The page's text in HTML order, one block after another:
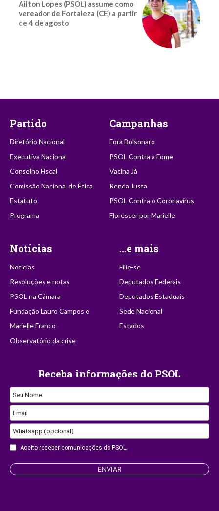
Ailton Lopes (PSOL) assume como
vereador de Fortaleza (CE) a partir
de 4 de agosto
Partido
Diretório Nacional
Executiva Nacional
Conselho Fiscal
Comissão Nacional de Ética
Estatuto
Programa
Campanhas
Fora Bolsonaro
PSOL Contra a Fome
Vacina Já
Renda Justa
PSOL Contra o Coronavírus
Florescer por Marielle
Notícias
Notícias
Resoluções e notas
PSOL na Câmara
Fundação Lauro Campos e
Marielle Franco
Observatório da crise
...e mais
Filie-se
Deputados Federais
Deputados Estaduais
Sede Nacional
Estados
Receba informações do PSOL
Seu Nome
Email
Whatsapp (opcional)
PhoneAceito receber comunicações do PSOL.
ENVIAR